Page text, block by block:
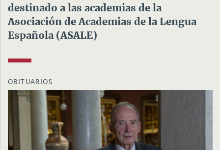
destinado a las academias de la
Asociación de Academias de la Lengua
Española (ASALE)
OBITUARIOS